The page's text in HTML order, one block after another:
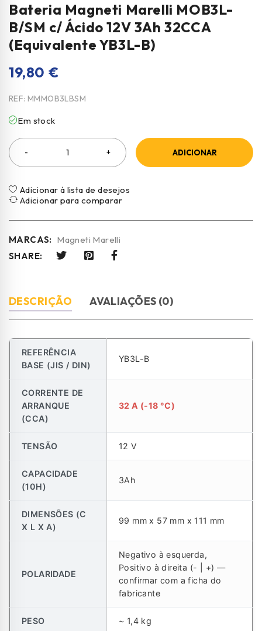
Bateria Magneti Marelli MOB3L-
B/SM c/ Ácido 12V 3Ah 32CCA
(Equivalente YB3L-B)
19,80 €
REF: MMMOB3LBSM
Em stock
ADICIONAR
Adicionar à lista de desejos
Adicionar para comparar
MARCAS: Magneti Marelli
SHARE:
DESCRIÇÃO AVALIAÇÕES (0)
REFERÊNCIA
BASE (JIS / DIN)
YB3L-B
CORRENTE DE
ARRANQUE
(CCA)
32 A (-18 °C)
TENSÃO 12 V
CAPACIDADE
(10H)
3Ah
DIMENSÕES (C
X L X A)
99 mm x 57 mm x 111 mm
POLARIDADE
Negativo à esquerda,
Positivo à direita (- | +) —
confirmar com a ficha do
fabricante
PESO ~ 1,4 kg